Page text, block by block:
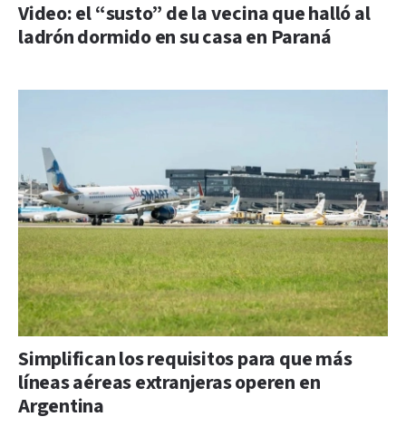
Video: el “susto” de la vecina que halló al
ladrón dormido en su casa en Paraná
Simplifican los requisitos para que más
líneas aéreas extranjeras operen en
Argentina